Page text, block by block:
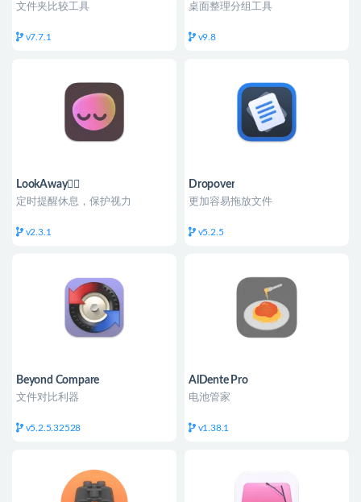
文件夹比较工具
v7.7.1
桌面整理分组工具
v9.8
LookAway👍🏻
定时提醒休息，保护视力
v2.3.1
Dropover
更加容易拖放文件
v5.2.5
Beyond Compare
文件对比利器
v5.2.5.32528
AlDente Pro
电池管家
v1.38.1